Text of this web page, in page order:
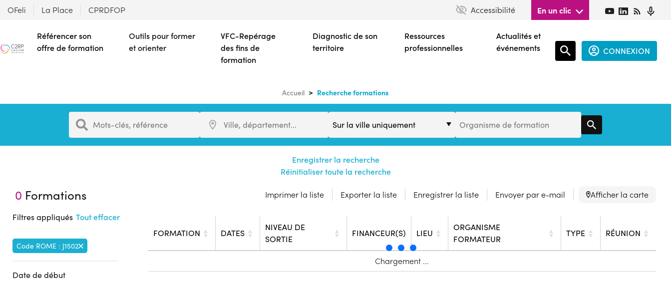
contenu
principal
OFeli La Place CPRDFOP Accessibilité En un clic
Référencer son
offre de formation
Outils pour former
et orienter
VFC-Repérage
des fins de
formation
Diagnostic de son
territoire
Ressources
professionnelles
Actualités et
événements
CONNEXION
Accueil Recherche formations
Formation
Mots-clés, référence
Ville
Ville, département...
de
Organisme de formation
Enregistrer la recherche
Réinitialiser toute la recherche
0 Formations Imprimer la liste Exporter la liste Enregistrer la liste Envoyer par e-mail Afficher la carte
Filtres appliqués Tout effacer
Code ROME : J1502
Date de début
FORMATION DATES
NIVEAU DE
SORTIE
FINANCEUR(S) LIEU
ORGANISME
FORMATEUR
TYPE RÉUNION
Chargement ...